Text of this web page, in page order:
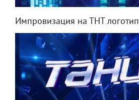
Импровизация на ТНТ логотип